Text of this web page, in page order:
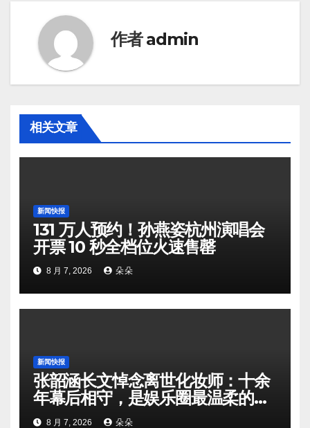
作者admin
相关文章
新闻快报
131 万人预约！孙燕姿杭州演唱会
开票 10 秒全档位火速售罄
8 月 7, 2026 朵朵
新闻快报
张韶涵长文悼念离世化妆师：十余
年幕后相守，是娱乐圈最温柔的双
向奔赴
8 月 7, 2026 朵朵